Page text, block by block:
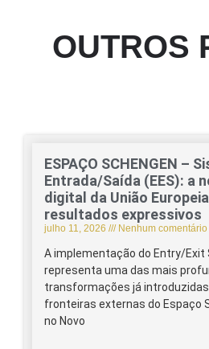
OUTROS
ESPAÇO SCHENGEN –
Entrada/Saída (EES): a
digital da União
resultados expressivos
julho 11, 2026 Nenhum comentário
A implementação do Entry/Exit
representa uma das mais
transformações já
fronteiras externas do Espaço
no Novo